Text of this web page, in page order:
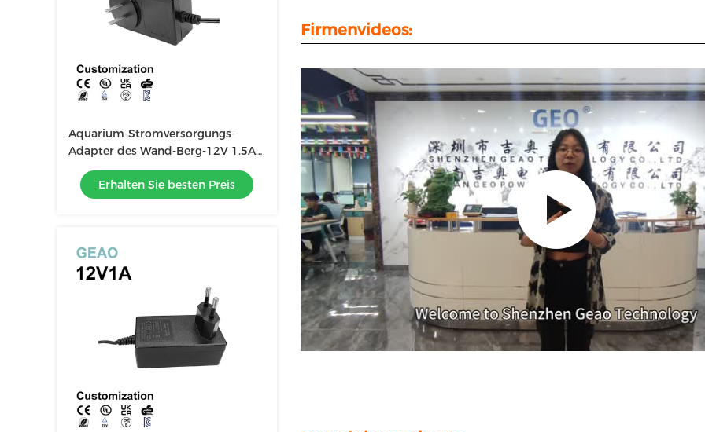
Aquarium-Stromversorgungs-
Adapter des Wand-Berg-12V 1.5A
des Stromadapter-18W
Erhalten Sie besten Preis
Firmenvideos: